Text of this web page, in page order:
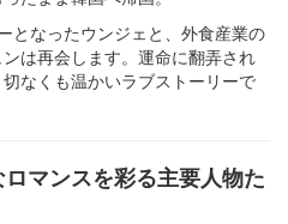
となったウンジェと、外食産業の
は再会します。運命に翻弄され
なくも温かいラブストーリーで
マンスを彩る主要人物た